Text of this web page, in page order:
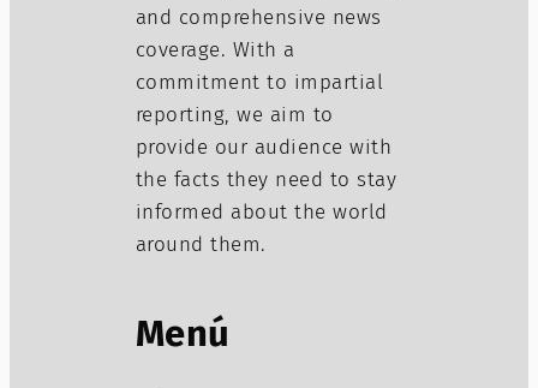
and comprehensive news
coverage. With a
commitment to impartial
reporting, we aim to
provide our audience with
the facts they need to stay
informed about the world
around them.
Menú